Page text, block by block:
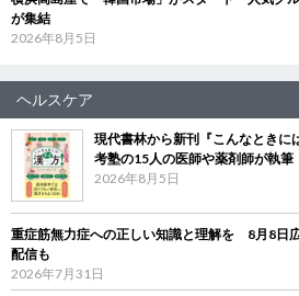
が集結
2026年8月5日
ヘルスケア
現代書林から新刊『こんなとき
考塾の15人の医師や薬剤師が執筆
2026年8月5日
重症筋無力症への正しい知識と理解を 8月8日
配信も
2026年7月31日